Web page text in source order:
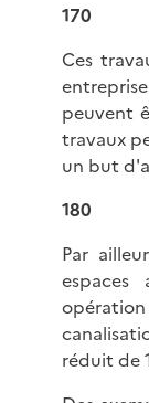
170
Ces
peuvent
travaux
un but
180
Par
réduit de